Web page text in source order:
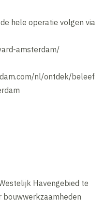
hele operatie volgen via
amsterdam/
nl/ontdek/beleef
Havengebied te
bouwwerkzaamheden